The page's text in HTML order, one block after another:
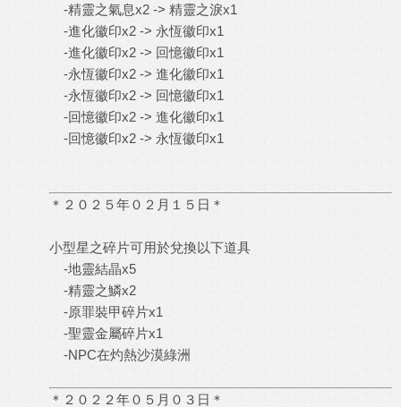
-精靈之氣息x2 -> 精靈之淚x1
-進化徽印x2 -> 永恆徽印x1
-進化徽印x2 -> 回憶徽印x1
-永恆徽印x2 -> 進化徽印x1
-永恆徽印x2 -> 回憶徽印x1
-回憶徽印x2 -> 進化徽印x1
-回憶徽印x2 -> 永恆徽印x1
＊２０２５年０２月１５日＊
小型星之碎片可用於兌換以下道具
-地靈結晶x5
-精靈之鱗x2
-原罪裝甲碎片x1
-聖靈金屬碎片x1
-NPC在灼熱沙漠綠洲
＊２０２２年０５月０３日＊